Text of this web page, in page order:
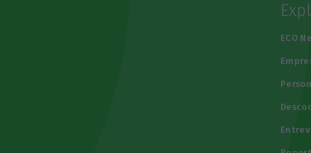
ECO